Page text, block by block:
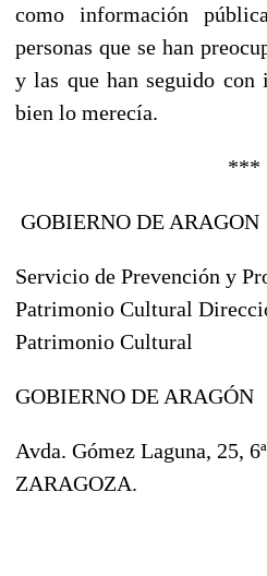
como información
personas que se han
y las que han seguido con
bien lo merecía.
***
GOBIERNO DE ARAGON
Servicio de Prevención y
Patrimonio Cultural
Patrimonio Cultural
GOBIERNO DE ARAGÓN
Avda. Gómez Laguna, 25,
ZARAGOZA.